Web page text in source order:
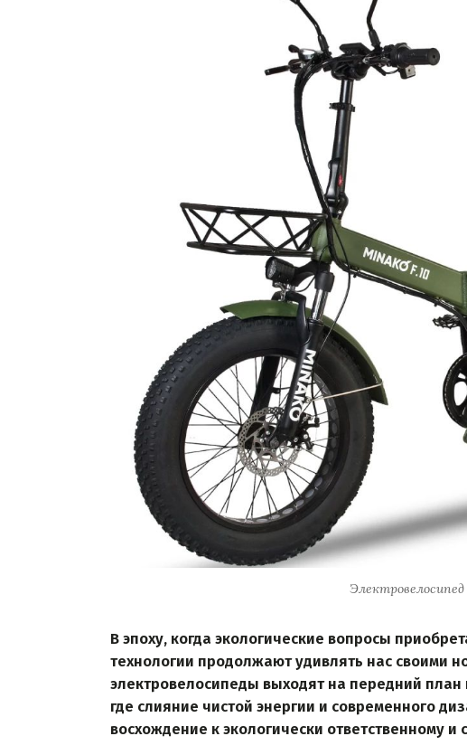
В эпоху, когда экологические вопросы
технологии продолжают удивлять нас своими
электровелосипеды выходят на передний
где слияние чистой энергии и современного
восхождение к экологически ответственному